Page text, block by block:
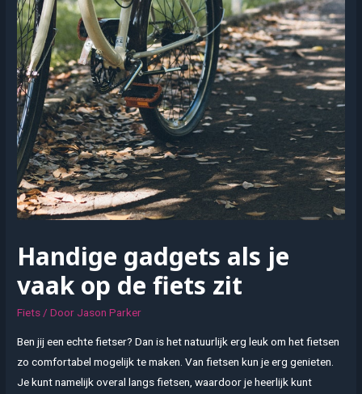
Handige gadgets als je
vaak op de fiets zit
Fiets/ Door Jason Parker
Ben jij een echte fietser? Dan is het natuurlijk erg leuk om het fietsen
zo comfortabel mogelijk te maken. Van fietsen kun je erg genieten.
Je kunt namelijk overal langs fietsen, waardoor je heerlijk kunt